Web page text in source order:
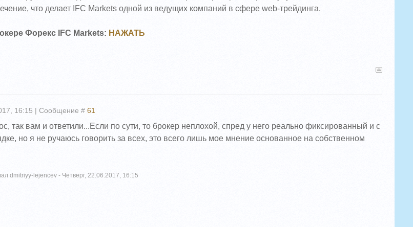
что делает IFC Markets одной из ведущих компаний в сфере web-трейдинга.
Форекс IFC Markets: НАЖАТЬ
16:15 | Сообщение # 61
так вам и ответили...Если по сути, то брокер неплохой, спред у него реально фиксированный и с
но я не ручаюсь говорить за всех, это всего лишь мое мнение основанное на собственном
dmitriyy-lejencev - Четверг, 22.06.2017, 16:15